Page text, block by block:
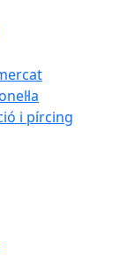
i pírcing